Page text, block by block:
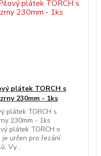
plátek TORCH s
230mm - 1ks
plátek TORCH s
230mm - 1ks
plátek TORCH o
je určen pro řezání
Vy...